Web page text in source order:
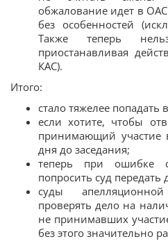
обжалование идет в ОАС
без особенностей
Также теперь
приостанавливая
КАС).
Итого:
стало тяжелее
если хотите, чтобы
принимающий участие
дня до заседания;
теперь при ошибке
попросить суд
суды
проверять дело на
не принимавших
без этого значительно